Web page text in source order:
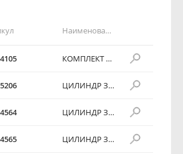
Наименование детали
КОМПЛЕКТ ЗАМКОВ
ЦИЛИНДР ЗАМКА РУЛЕВОГО ВАЛА
ЦИЛИНДР ЗАМКА ДВЕРИ
ЦИЛИНДР ЗАМКА ДВЕРИ